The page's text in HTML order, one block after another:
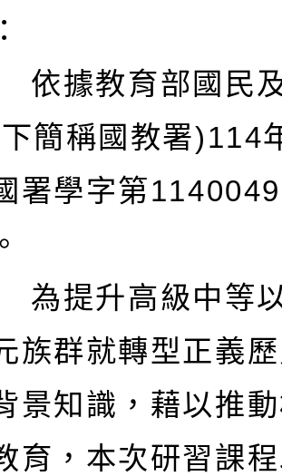
據教育部國民
簡稱國教署)114
署學字第
提升高級中等
族群就轉型正義
景知識，藉以推
育，本次研習課